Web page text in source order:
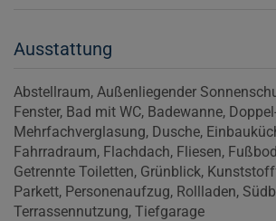
Ausstattung
Abstellraum Außenliegender
Fenster Bad mit WC Badewanne
Mehrfachverglasung Dusche
Fahrradraum Flachdach Fliesen
Getrennte Toiletten Grünblick
Parkett Personenaufzug Rollladen
Terrassennutzung Tiefgarage